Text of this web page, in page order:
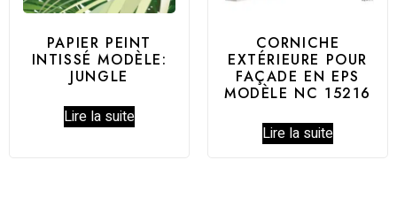
PAPIER PEINT
INTISSÉ MODÈLE:
JUNGLE
Lire la suite
CORNICHE
EXTÉRIEURE POUR
FAÇADE EN EPS
MODÈLE NC 15216
Lire la suite